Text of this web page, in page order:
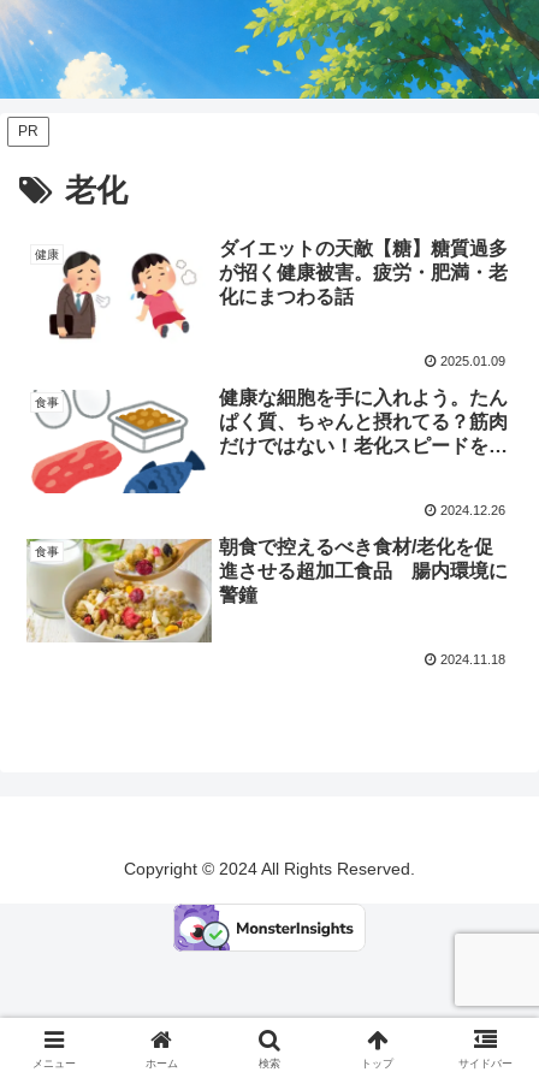
PR
老化
健康
ダイエットの天敵【糖】糖質過多
が招く健康被害。疲労・肥満・老
化にまつわる話
2025.01.09
食事
健康な細胞を手に入れよう。たん
ぱく質、ちゃんと摂れてる？筋肉
だけではない！老化スピードを抑
2024.12.26
食事
朝食で控えるべき食材/老化を促
進させる超加工食品 腸内環境に
警鐘
2024.11.18
Copyright © 2024 All Rights Reserved.
メニュー ホーム 検索 トップ サイドバー